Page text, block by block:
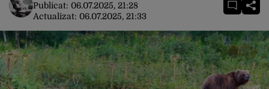
Publicat: 06.07.2025, 21:28
Actualizat: 06.07.2025, 21:33